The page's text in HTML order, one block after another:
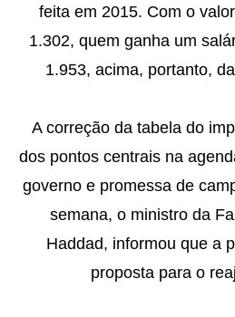
feita em 2015. Com o
1.302, quem ganha um
1.953, acima, portanto,
A correção da tabela do
dos pontos centrais na
governo e promessa de
semana, o ministro da
Haddad, informou que a
proposta para o